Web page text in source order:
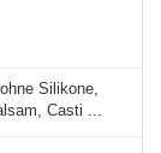
Silikone,
Casti ...